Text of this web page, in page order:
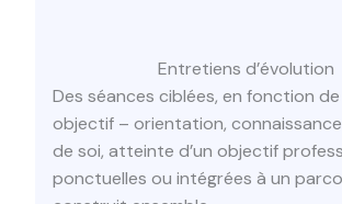
Entretiens d’évolution
Des séances ciblées, en fonction
objectif – orientation,
de soi, atteinte d’un objectif
ponctuelles ou intégrées à un